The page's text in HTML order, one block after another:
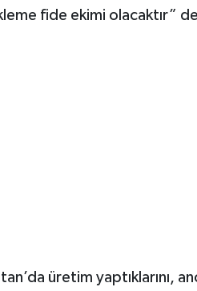
fide ekimi olacaktır”
üretim yaptıklarını,